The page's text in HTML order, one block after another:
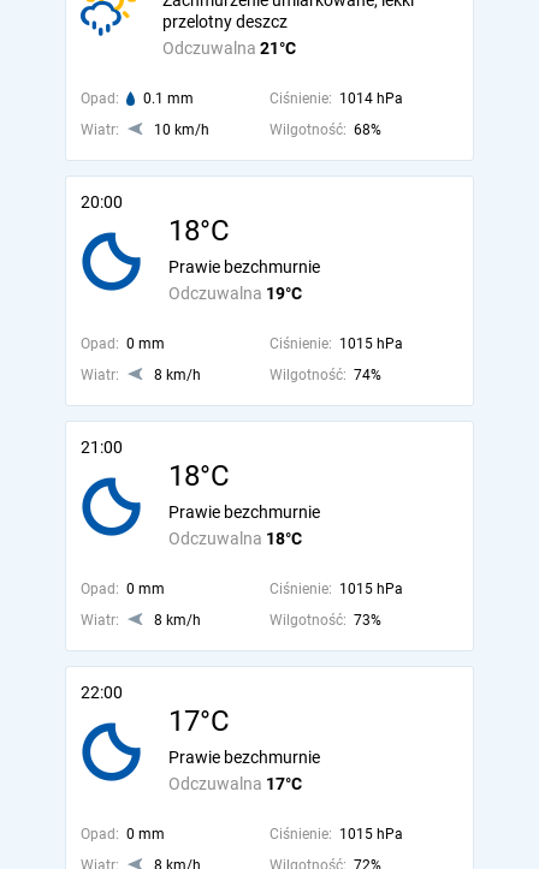
Odczuwalna 21°C
przelotny deszcz
Opad: 0.1 mm Ciśnienie: 1014 hPa
Wiatr:
10 km/h Wilgotność: 68%
20:00
18°C
Odczuwalna 19°C
Prawie bezchmurnie
Opad: 0 mm Ciśnienie: 1015 hPa
Wiatr:
8 km/h Wilgotność: 74%
21:00
18°C
Odczuwalna 18°C
Prawie bezchmurnie
Opad: 0 mm Ciśnienie: 1015 hPa
Wiatr:
8 km/h Wilgotność: 73%
22:00
17°C
Odczuwalna 17°C
Prawie bezchmurnie
Opad: 0 mm Ciśnienie: 1015 hPa
Wiatr:
8 km/h Wilgotność: 72%